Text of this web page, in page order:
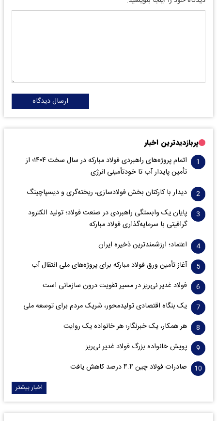
ارسال دیدگاه
پربازدیدترین اخبار
اتمام پروژه‌های راهبردی فولاد مبارکه در سال سخت ۱۴۰۴؛ از
تأمین پایدار آب تا خودتأمینی انرژی
دیدار با کارکنان بخش فولادسازی، ریخته‌گری و دیسپاچینگ
پایان یک وابستگی راهبردی در صنعت فولاد؛ تولید الکترود
گرافیتی با سرمایه‌گذاری فولاد مبارکه
اعتماد؛ ارزشمندترین ذخیره ایران
آغاز تأمین ورق فولاد مبارکه برای پروژه‌های ملی انتقال آب
فولاد غدیر نی‌ریز در مسیر تقویت درون سازمانی است
یک بنگاه اقتصادی تولیدمحور، شریک مردم برای توسعه ملی
هر همکار، یک خبرنگار؛ هر خانواده یک روایت
پویش خانواده بزرگ فولاد غدیر نی‌ریز
صادرات فولاد چین ۴.۴ درصد کاهش یافت
اخبار بیشتر